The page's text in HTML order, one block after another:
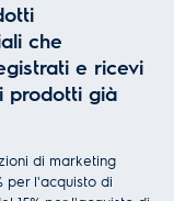
che
e ricevi
prodotti già
di marketing
per l'acquisto di